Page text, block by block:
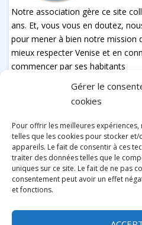
Gérer le
cookies
Pour offrir les meilleures
telles que les cookies pour stocker
appareils. Le fait de consentir à ces
traiter des données telles que le
uniques sur ce site. Le fait de ne pas
consentement peut avoir un effet
et fonctions.
Notre association gère ce site
ans. Et, vous vous en doutez,
pour mener à bien notre mission
mieux respecter Venise et en
commencer par ses habitants